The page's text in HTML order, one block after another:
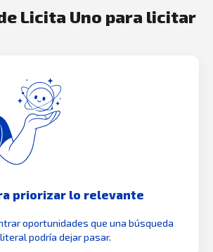
Licita Uno para licitar
priorizar lo relevante
oportunidades que una búsqueda
literal podría dejar pasar.